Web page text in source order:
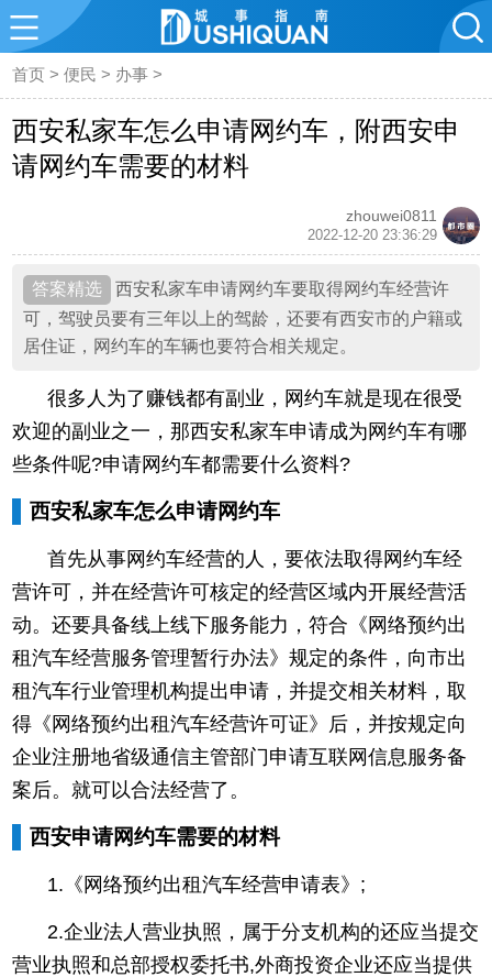
首页 >便民 > 办事 >
西安私家车怎么申请网约车，附西安申
请网约车需要的材料
zhouwei0811
2022-12-20 23:36:29
西安私家车申请网约车要取得网约车经营许
可，驾驶员要有三年以上的驾龄，还要有西安市的户籍或
居住证，网约车的车辆也要符合相关规定。
很多人为了赚钱都有副业，网约车就是现在很受
欢迎的副业之一，那西安私家车申请成为网约车有哪
些条件呢?申请网约车都需要什么资料?
西安私家车怎么申请网约车
首先从事网约车经营的人，要依法取得网约车经
营许可，并在经营许可核定的经营区域内开展经营活
动。还要具备线上线下服务能力，符合《网络预约出
租汽车经营服务管理暂行办法》规定的条件，向市出
租汽车行业管理机构提出申请，并提交相关材料，取
得《网络预约出租汽车经营许可证》后，并按规定向
企业注册地省级通信主管部门申请互联网信息服务备
案后。就可以合法经营了。
西安申请网约车需要的材料
1.《网络预约出租汽车经营申请表》;
2.企业法人营业执照，属于分支机构的还应当提交
营业执照和总部授权委托书,外商投资企业还应当提供